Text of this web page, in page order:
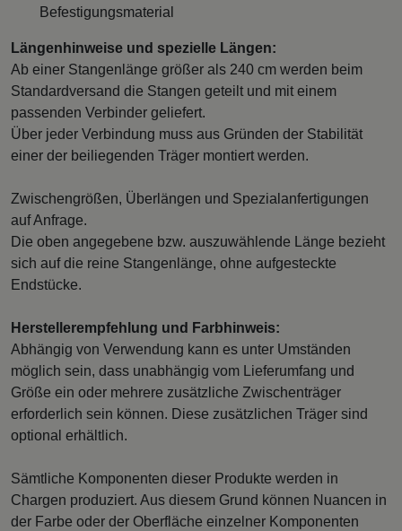
Befestigungsmaterial
Längenhinweise und spezielle Längen:
Ab einer Stangenlänge größer als 240 cm werden beim
Standardversand die Stangen geteilt und mit einem
passenden Verbinder geliefert.
Über jeder Verbindung muss aus Gründen der Stabilität
einer der beiliegenden Träger montiert werden.
Zwischengrößen, Überlängen und Spezialanfertigungen
auf Anfrage.
Die oben angegebene bzw. auszuwählende Länge bezieht
sich auf die reine Stangenlänge, ohne aufgesteckte
Endstücke.
Herstellerempfehlung und Farbhinweis:
Abhängig von Verwendung kann es unter Umständen
möglich sein, dass unabhängig vom Lieferumfang und
Größe ein oder mehrere zusätzliche Zwischenträger
erforderlich sein können. Diese zusätzlichen Träger sind
optional erhältlich.
Sämtliche Komponenten dieser Produkte werden in
Chargen produziert. Aus diesem Grund können Nuancen in
der Farbe oder der Oberfläche einzelner Komponenten